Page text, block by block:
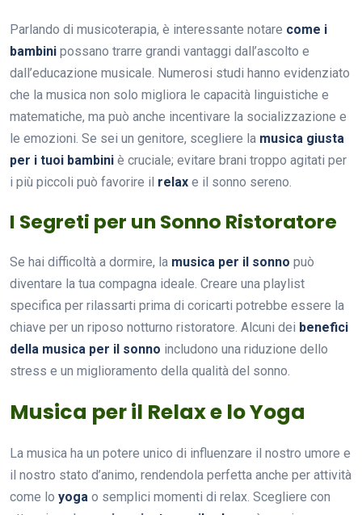
Parlando di musicoterapia, è interessante notare come i
bambini possano trarre grandi vantaggi dall’ascolto e
dall’educazione musicale. Numerosi studi hanno evidenziato
che la musica non solo migliora le capacità linguistiche e
matematiche, ma può anche incentivare la socializzazione e
le emozioni. Se sei un genitore, scegliere la musica giusta
per i tuoi bambini è cruciale; evitare brani troppo agitati per
i più piccoli può favorire il relax e il sonno sereno.
I Segreti per un Sonno Ristoratore
Se hai difficoltà a dormire, la musica per il sonno può
diventare la tua compagna ideale. Creare una playlist
specifica per rilassarti prima di coricarti potrebbe essere la
chiave per un riposo notturno ristoratore. Alcuni dei benefici
della musica per il sonno includono una riduzione dello
stress e un miglioramento della qualità del sonno.
Musica per il Relax e lo Yoga
La musica ha un potere unico di influenzare il nostro umore e
il nostro stato d’animo, rendendola perfetta anche per attività
come lo yoga o semplici momenti di relax. Scegliere con